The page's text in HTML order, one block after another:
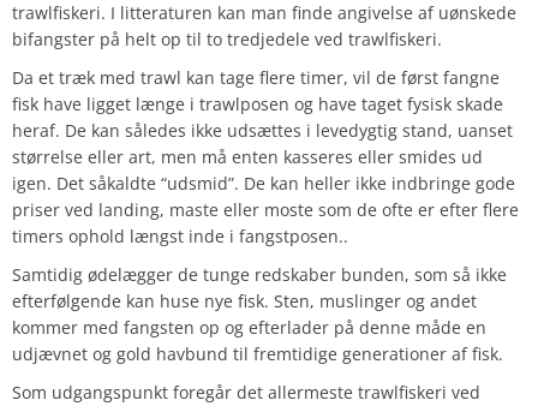
trawlfiskeri. I litteraturen kan man finde angivelse af uønskede
bifangster på helt op til to tredjedele ved trawlfiskeri.
Da et træk med trawl kan tage flere timer, vil de først fangne
fisk have ligget længe i trawlposen og have taget fysisk skade
heraf. De kan således ikke udsættes i levedygtig stand, uanset
størrelse eller art, men må enten kasseres eller smides ud
igen. Det såkaldte “udsmid”. De kan heller ikke indbringe gode
priser ved landing, maste eller moste som de ofte er efter flere
timers ophold længst inde i fangstposen..
Samtidig ødelægger de tunge redskaber bunden, som så ikke
efterfølgende kan huse nye fisk. Sten, muslinger og andet
kommer med fangsten op og efterlader på denne måde en
udjævnet og gold havbund til fremtidige generationer af fisk.
Som udgangspunkt foregår det allermeste trawlfiskeri ved